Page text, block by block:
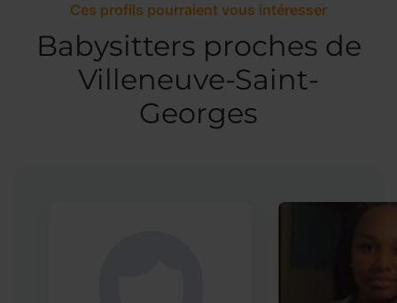
Ces profils pourraient vous intéresser
Babysitters proches de
Villeneuve-Saint-
Georges